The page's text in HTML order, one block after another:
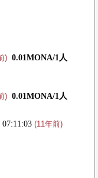
) 0.01MONA/1人
) 0.01MONA/1人
07:11:03 (11年前)